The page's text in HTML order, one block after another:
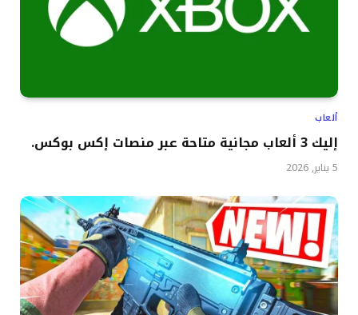
ألعاب
إليك 3 ألعاب مجانية متاحة عبر منصات إكس بوكس.
5 يناير, 2026